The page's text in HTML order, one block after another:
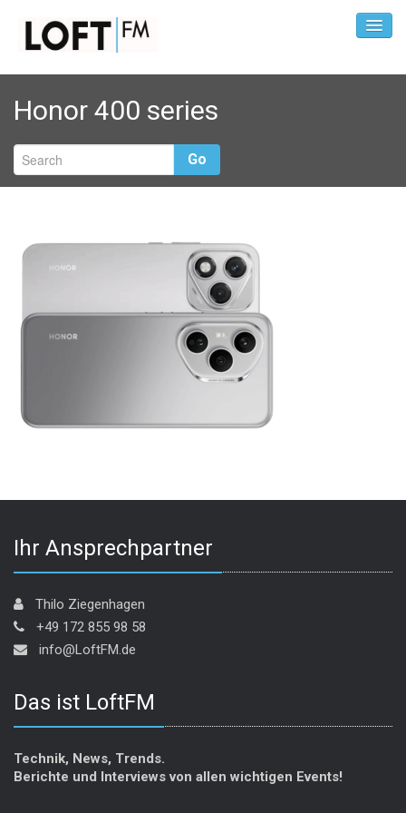
Honor 400 series
Go
Ihr Ansprechpartner
Thilo Ziegenhagen
+49 172 855 98 58
info@LoftFM.de
Das ist LoftFM
Technik, News, Trends.
Berichte und Interviews von allen wichtigen Events!